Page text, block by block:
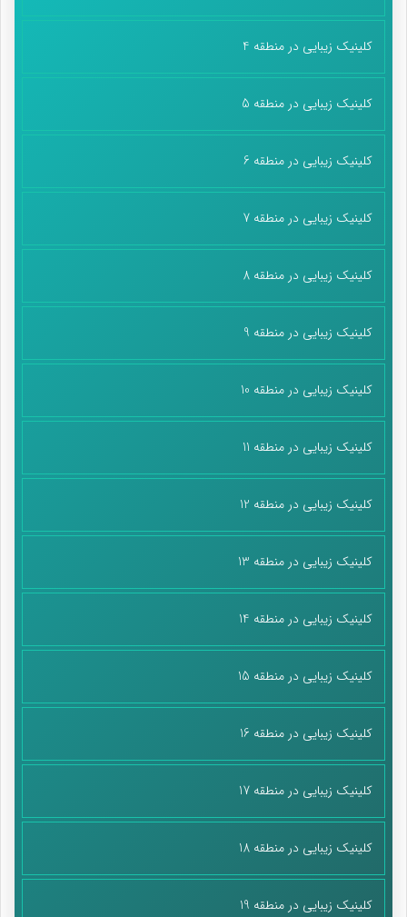
کلینیک زیبایی در منطقه 4
کلینیک زیبایی در منطقه 5
کلینیک زیبایی در منطقه 6
کلینیک زیبایی در منطقه 7
کلینیک زیبایی در منطقه 8
کلینیک زیبایی در منطقه 9
کلینیک زیبایی در منطقه 10
کلینیک زیبایی در منطقه 11
کلینیک زیبایی در منطقه 12
کلینیک زیبایی در منطقه 13
کلینیک زیبایی در منطقه 14
کلینیک زیبایی در منطقه 15
کلینیک زیبایی در منطقه 16
کلینیک زیبایی در منطقه 17
کلینیک زیبایی در منطقه 18
کلینیک زیبایی در منطقه 19